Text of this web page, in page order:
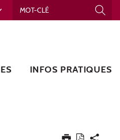
INFOS PRATIQUES